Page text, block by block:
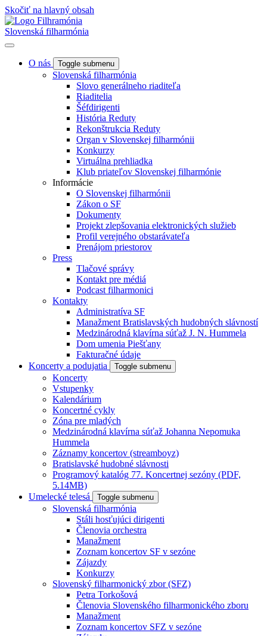
Skočiť na hlavný obsah
Slovenská filharmónia
O nás Toggle submenu
Slovenská filharmónia
Slovo generálneho riaditeľa
Riaditelia
Šéfdirigenti
História Reduty
Rekonštrukcia Reduty
Organ v Slovenskej filharmónii
Konkurzy
Virtuálna prehliadka
Klub priateľov Slovenskej filharmónie
Informácie
O Slovenskej filharmónii
Zákon o SF
Dokumenty
Projekt zlepšovania elektronických služieb
Profil verejného obstarávateľa
Prenájom priestorov
Press
Tlačové správy
Kontakt pre médiá
Podcast filharmonici
Kontakty
Administratíva SF
Manažment Bratislavských hudobných slávností
Medzinárodná klavírna súťaž J. N. Hummela
Dom umenia Piešťany
Fakturačné údaje
Koncerty a podujatia
Toggle submenu
Koncerty
Vstupenky
Kalendárium
Koncertné cykly
Zóna pre mladých
Medzinárodná klavírna súťaž Johanna Nepomuka
Hummela
Záznamy koncertov (streamboyz)
Bratislavské hudobné slávnosti
Programový katalóg 77. Koncertnej sezóny (PDF,
5.14MB)
Umelecké telesá
Toggle submenu
Slovenská filharmónia
Stáli hosťujúci dirigenti
Členovia orchestra
Manažment
Zoznam koncertov SF v sezóne
Zájazdy
Konkurzy
Slovenský filharmonický zbor (SFZ)
Petra Torkošová
Členovia Slovenského filharmonického zboru
Manažment
Zoznam koncertov SFZ v sezóne